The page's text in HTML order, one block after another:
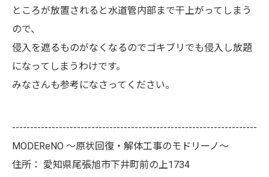
ところが放置されると水道管内部まで干上がってしまう
ので、
侵入を遮るものがなくなるのでゴキブリでも侵入し放題
になってしまうわけです。
みなさんも参考になさってください。
--------------------------------------------------------------------
MODEReNO ～原状回復・解体工事のモドリーノ～
住所： 愛知県尾張旭市下井町前の上1734